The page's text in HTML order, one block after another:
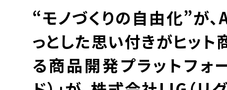
“モノづくりの自由化”が、
っとした思い付きがヒット
る商品開発プラットフォ